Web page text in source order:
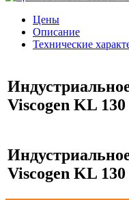
Цены
Описание
Технические
Viscogen KL
Viscogen KL